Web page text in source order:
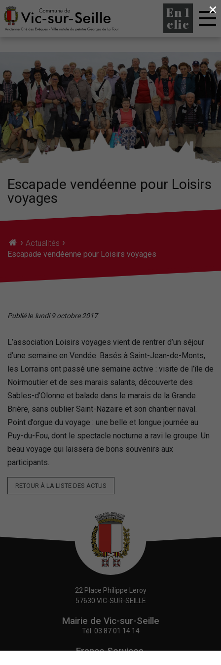
En 1
clic
Escapade vendéenne pour Loisirs
voyages
› Actualités ›
Escapade vendéenne pour Loisirs voyages
Publié le lundi 9 octobre 2017
L’association Loisirs voyages vient de rentrer d’un séjour
d’une semaine en Vendée. Basés à Saint-Jean-de-Monts,
les Lorrains ont passé une semaine active : visite de l’île de
Noirmoutier et de ses marais salants, découverte des
Sables-d’Olonne et balade dans le marais de la Grande
Brière, sans oublier Saint-Nazaire et son chantier naval.
Point d’orgue du voyage : une belle et longue journée au
Puy-du-Fou, dont le spectacle nocturne a ravi le groupe. Un
beau voyage qui laissera de bons souvenirs aux
participants.
RETOUR À LA LISTE DES ACTUS
22 Place Philippe Leroy
57630 VIC-SUR-SEILLE
Mairie de Vic-sur-Seille
Tél. 03 87 01 14 14
France Services,
×